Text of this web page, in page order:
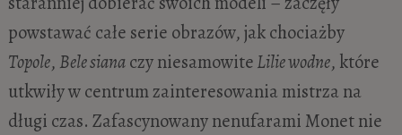
powstawać całe serie obrazów, jak chociażby
Topole, Bele sianaczy niesamowiteLilie wodne, które
utkwiły w centrum zainteresowania mistrza na
długi czas. Zafascynowany nenufarami Monet nie